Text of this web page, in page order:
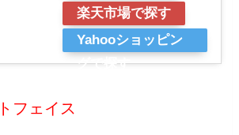
楽天市場で探す
Yahooショッピン
グで探す
フェイス